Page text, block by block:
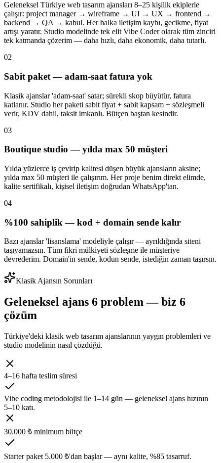
Geleneksel Türkiye web tasarım ajansları 8–25 kişilik ekiplerle
çalışır: project manager → wireframe → UI → UX → frontend →
backend → QA → kabul. Her halka iletişim kaybı, gecikme, fiyat
artışı yaratır. Studio modelinde tek elit Vibe Coder olarak tüm zinciri
tek katmanda çözerim — daha hızlı, daha ekonomik, daha tutarlı.
02
Sabit paket — adam-saat fatura yok
Klasik ajanslar 'adam-saat' satar; sürekli skop büyütür, fatura
katlanır. Studio her paketi sabit fiyat + sabit kapsam + sözleşmeli
verir, KDV dahil, taksit imkanlı. Bütçen baştan kesindir.
03
Boutique studio — yılda max 50 müşteri
Yılda yüzlerce iş çevirip kalitesi düşen büyük ajansların aksine;
yılda max 50 müşteri ile çalışırım. Her proje benim direkt elimde,
kalite sertifikalı, kişisel iletişim doğrudan WhatsApp'tan.
04
%100 sahiplik — kod + domain sende kalır
Bazı ajanslar 'lisanslama' modeliyle çalışır — ayrıldığında siteni
taşıyamazsın. Tüm fikri mülkiyeti sözleşme ile müşteriye
devrederim. Domain'in sende, kodun sende, istediğin zaman taşırsın.
Klasik Ajansın Sorunları
Geleneksel ajans 6 problem — biz 6
çözüm
Türkiye'deki klasik web tasarım ajanslarının yaygın problemleri ve
studio modelinin nasıl çözdüğü.
4–16 hafta teslim süresi
Vibe coding metodolojisi ile 1–14 gün — geleneksel ajans hızının
5–10 katı.
30.000 ₺ minimum bütçe
Starter paket 5.000 ₺'dan başlar — aynı kalite, %85 tasarruf.